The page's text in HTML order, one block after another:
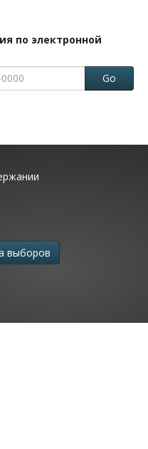
по электронной
Go
выборов